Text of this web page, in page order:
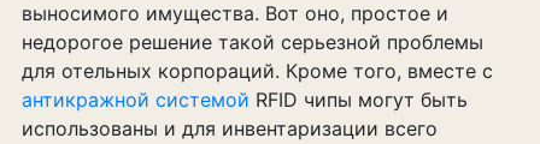
выносимого имущества. Вот оно, простое и
недорогое решение такой серьезной проблемы
для отельных корпораций. Кроме того, вместе с
антикражной системой RFID чипы могут быть
использованы и для инвентаризации всего